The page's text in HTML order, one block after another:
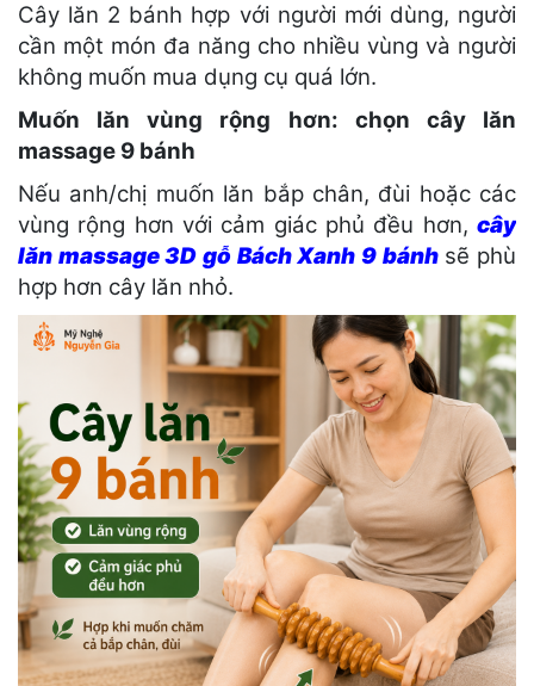
Cây lăn 2 bánh hợp với người mới dùng, người
cần một món đa năng cho nhiều vùng và người
không muốn mua dụng cụ quá lớn.
Muốn lăn vùng rộng hơn: chọn cây lăn
massage 9 bánh
Nếu anh/chị muốn lăn bắp chân, đùi hoặc các
vùng rộng hơn với cảm giác phủ đều hơn, cây
lăn massage 3D gỗ Bách Xanh 9 bánhsẽ phù
hợp hơn cây lăn nhỏ.